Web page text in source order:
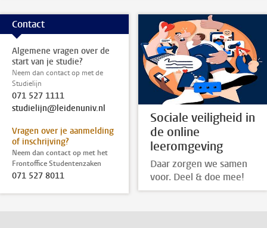
Contact
Algemene vragen over de
start van je studie?
Neem dan contact op met de
Studielijn
071 527 1111
studielijn@leidenuniv.nl
Vragen over je aanmelding
of inschrijving?
Neem dan contact op met het
Frontoffice Studentenzaken
071 527 8011
Sociale veiligheid in
de online
leeromgeving
Daar zorgen we samen
voor. Deel & doe mee!